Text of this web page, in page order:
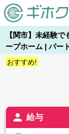
【関市】未経験
ープホーム | パート
おすすめ!
person 給与